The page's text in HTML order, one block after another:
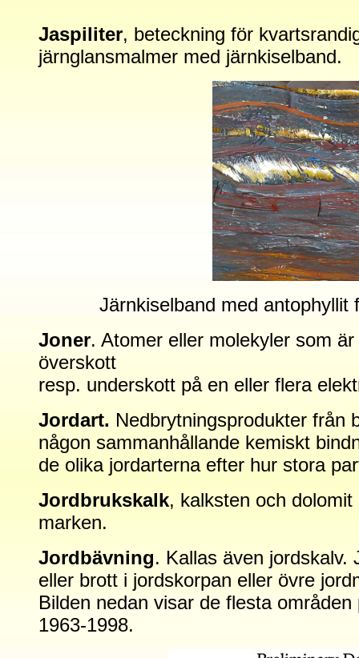
Jaspiliter, beteckning för
järnglansmalmer med järnkiselband.
Järnkiselband med antophyllit
Joner. Atomer eller molekyler som
överskott
resp. underskott på en eller flera
Jordart. Nedbrytningsprodukter från
någon sammanhållande kemiskt
de olika jordarterna efter hur stora
Jordbrukskalk, kalksten och
marken.
Jordbävning. Kallas även jordskalv.
eller brott i jordskorpan eller övre
Bilden nedan visar de flesta
1963-1998.